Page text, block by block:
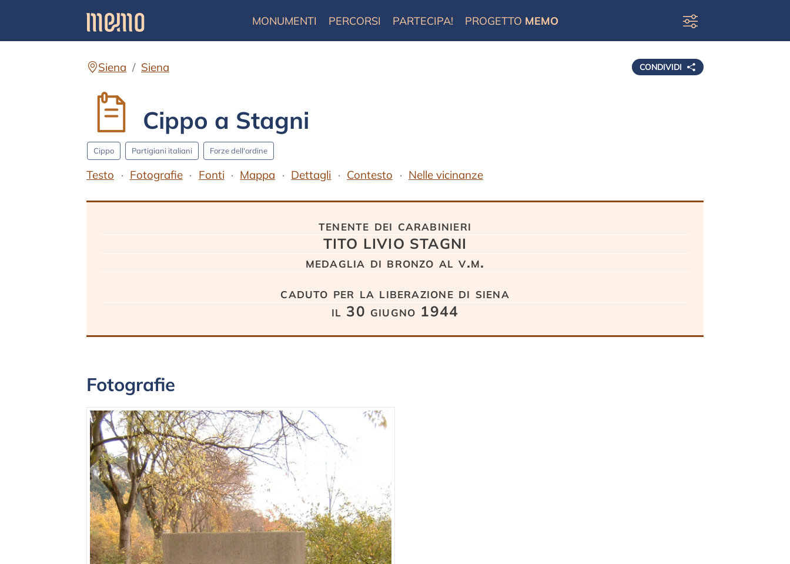
MONUMENTI PERCORSI PARTECIPA! PROGETTO MEMO
CONDIVIDI
Siena Siena
Cippo a Stagni
Cippo Partigiani italiani Forze dell'ordine
Testo Fotografie Fonti Mappa Dettagli Contesto Nelle vicinanze
tenente dei carabinieri
TITO LIVIO STAGNI
medaglia di bronzo al v.m.
caduto per la liberazione di siena
il 30 giugno 1944
Fotografie